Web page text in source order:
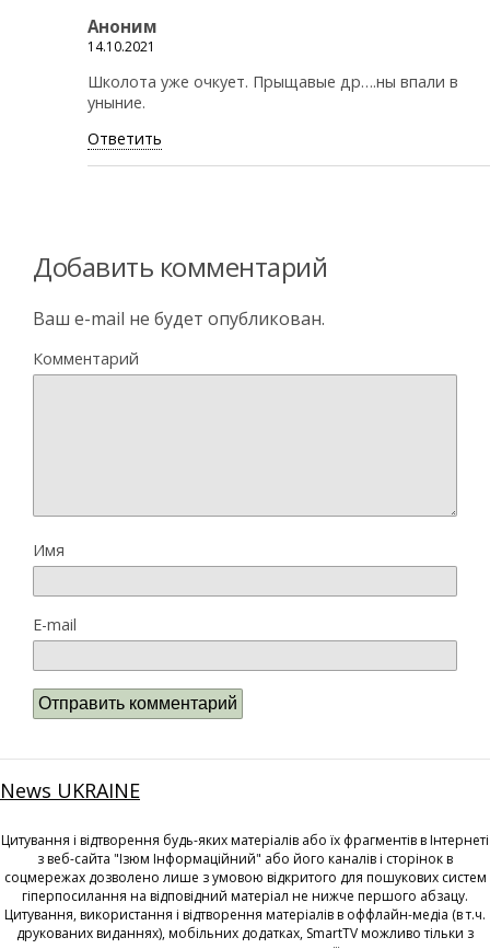
Аноним
14.10.2021
Школота уже очкует. Прыщавые др….ны впали в
уныние.
Ответить
Добавить комментарий
Ваш e-mail не будет опубликован.
Комментарий
Имя
E-mail
News UKRAINE
Цитування і відтворення будь-яких матеріалів або їх фрагментів в Інтернеті
з веб-сайта "Ізюм Інформаційний" або його каналів і сторінок в
соцмережах дозволено лише з умовою відкритого для пошукових систем
гіперпосилання на відповідний матеріал не нижче першого абзацу.
Цитування, використання і відтворення матеріалів в оффлайн-медіа (в т.ч.
друкованих виданнях), мобільних додатках, SmartTV можливо тільки з